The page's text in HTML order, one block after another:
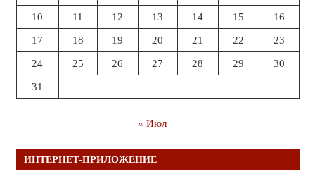
10 11 12 13 14 15 16
17 18 19 20 21 22 23
24 25 26 27 28 29 30
31
« Июл
ИНТЕРНЕТ-ПРИЛОЖЕНИЕ